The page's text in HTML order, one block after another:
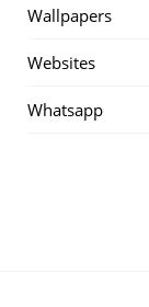
Wallpapers
Websites
Whatsapp